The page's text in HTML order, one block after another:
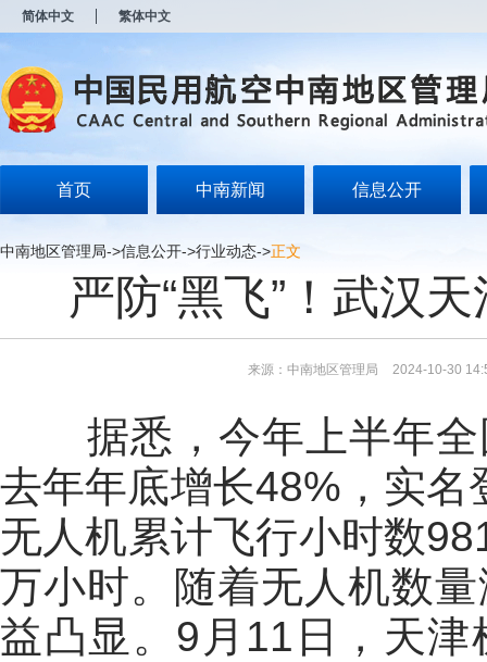
简体中文 繁体中文
首页 中南新闻 信息公开
中南地区管理局->信息公开->行业动态->正文
严防“黑飞”！武汉
来源：中南地区管理局 2024-10-30
据悉，今年上半年全
去年年底增长48%，实
无人机累计飞行小时数
万小时。随着无人机数
益凸显。9月11日，天
开
无
障
说
按
Alt
键